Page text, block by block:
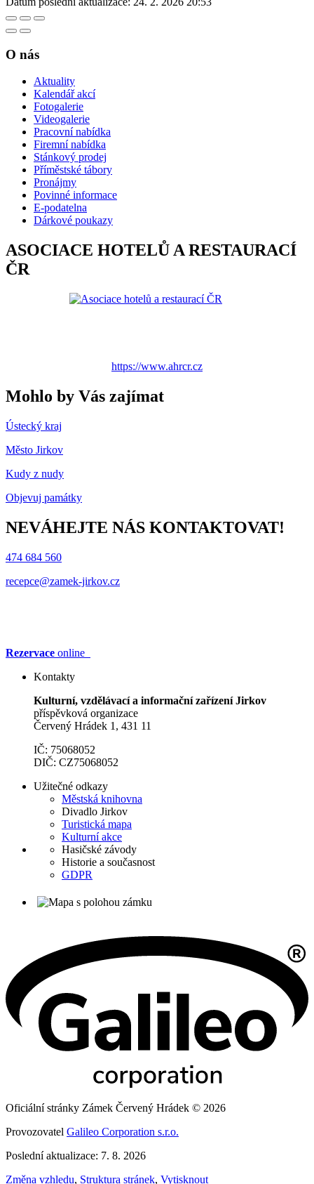
O nás
Aktuality
Kalendář akcí
Fotogalerie
Videogalerie
Pracovní nabídka
Firemní nabídka
Stánkový prodej
Příměstské tábory
Pronájmy
Povinné informace
E-podatelna
Dárkové poukazy
ASOCIACE HOTELŮ A RESTAURACÍ
ČR
https://www.ahrcr.cz
Mohlo by Vás zajímat
Ústecký kraj
Město Jirkov
Kudy z nudy
Objevuj památky
NEVÁHEJTE NÁS KONTAKTOVAT!
474 684 560
recepce@zamek-jirkov.cz
Rezervace online
Kontakty
Kulturní, vzdělávací a informační zařízení Jirkov
příspěvková organizace
Červený Hrádek 1, 431 11
IČ: 75068052
DIČ: CZ75068052
Užitečné odkazy
Městská knihovna
Divadlo Jirkov
Turistická mapa
Kulturní akce
Hasičské závody
Historie a současnost
GDPR
Oficiální stránky Zámek Červený Hrádek © 2026
Provozovatel Galileo Corporation s.r.o.
Poslední aktualizace: 7. 8. 2026
Změna vzhledu, Struktura stránek, Vytisknout